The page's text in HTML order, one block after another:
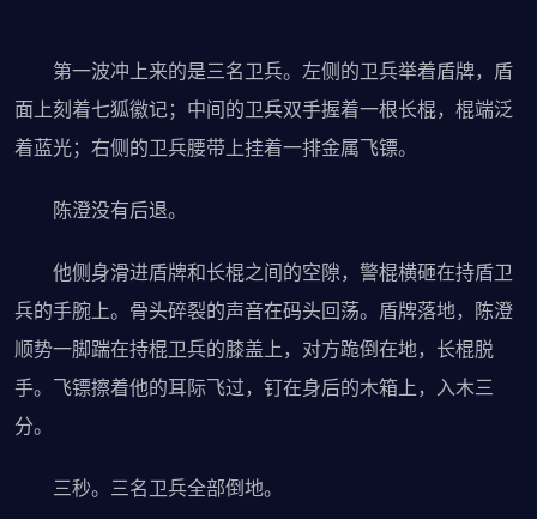
第一波冲上来的是三名卫兵。左侧的卫兵举着盾牌，盾
面上刻着七狐徽记；中间的卫兵双手握着一根长棍，棍端泛
着蓝光；右侧的卫兵腰带上挂着一排金属飞镖。
陈澄没有后退。
他侧身滑进盾牌和长棍之间的空隙，警棍横砸在持盾卫
兵的手腕上。骨头碎裂的声音在码头回荡。盾牌落地，陈澄
顺势一脚踹在持棍卫兵的膝盖上，对方跪倒在地，长棍脱
手。飞镖擦着他的耳际飞过，钉在身后的木箱上，入木三
分。
三秒。三名卫兵全部倒地。